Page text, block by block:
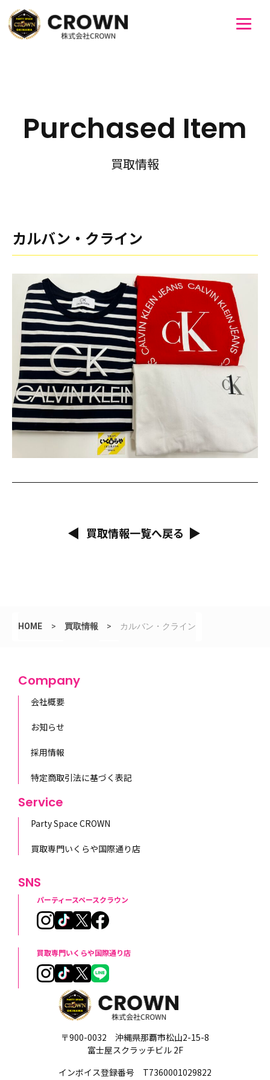
Purchased Item
買取情報
カルバン・クライン
買取情報一覧へ戻る
HOME > 買取情報 > カルバン・クライン
〒900-0032 沖縄県那覇市松山2-15-8
富士屋スクラッチビル 2F
インボイス登録番号 T7360001029822
Company
会社概要
お知らせ
採用情報
特定商取引法に基づく表記
Service
Party Space CROWN
買取専門いくらや国際通り店
SNS
パーティースペースクラウン
買取専門いくらや国際通り店